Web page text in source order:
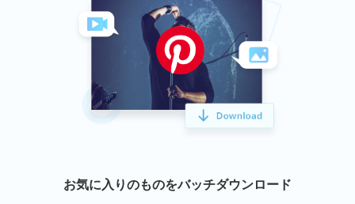
お気に入りのものをバッチダウンロード